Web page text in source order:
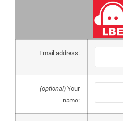
Email address:
(optional) Your
name: